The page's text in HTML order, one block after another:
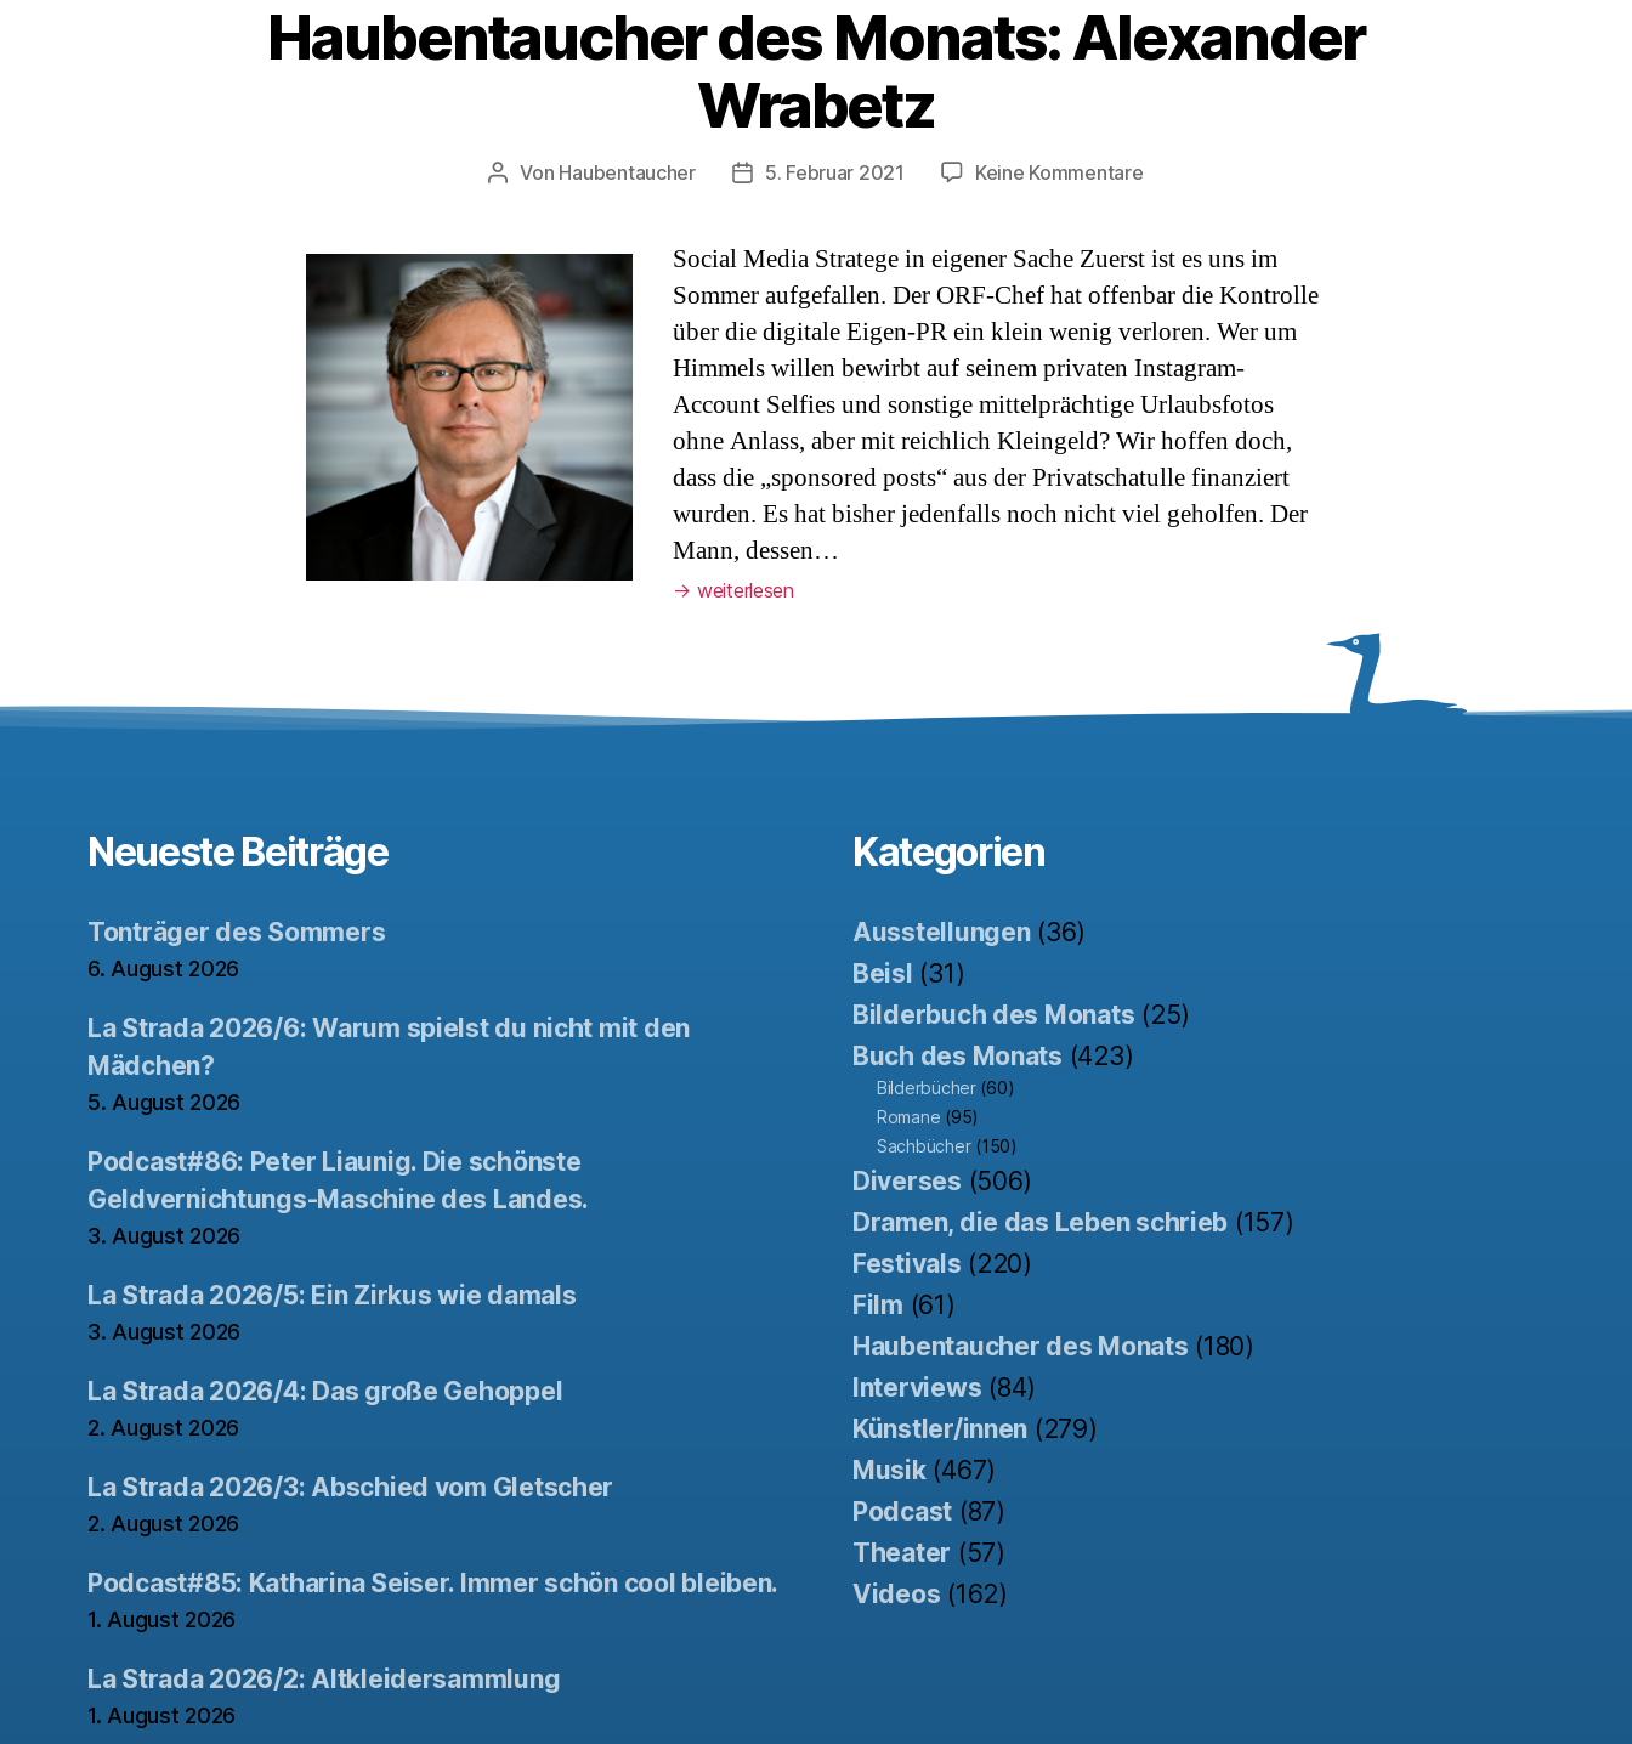
Haubentaucher des Monats: Alexander
Wrabetz
Beitragsautor
Von Haubentaucher Veröffentlichungsdatum
5. Februar 2021 Keine Kommentarezu
Monats:
Alexander
Wrabetz
Social Media Stratege in eigener Sache Zuerst ist es uns im
Sommer aufgefallen. Der ORF-Chef hat offenbar die Kontrolle
über die digitale Eigen-PR ein klein wenig verloren. Wer um
Himmels willen bewirbt auf seinem privaten Instagram-
Account Selfies und sonstige mittelprächtige Urlaubsfotos
ohne Anlass, aber mit reichlich Kleingeld? Wir hoffen doch,
dass die „sponsored posts“ aus der Privatschatulle finanziert
wurden. Es hat bisher jedenfalls noch nicht viel geholfen. Der
Mann, dessen…
→ weiterlesen
Neueste Beiträge
Tonträger des Sommers
6. August 2026
La Strada 2026/6: Warum spielst du nicht mit den
Mädchen?
5. August 2026
Podcast#86: Peter Liaunig. Die schönste
Geldvernichtungs-Maschine des Landes.
3. August 2026
La Strada 2026/5: Ein Zirkus wie damals
3. August 2026
La Strada 2026/4: Das große Gehoppel
2. August 2026
La Strada 2026/3: Abschied vom Gletscher
2. August 2026
Podcast#85: Katharina Seiser. Immer schön cool bleiben.
1. August 2026
La Strada 2026/2: Altkleidersammlung
1. August 2026
Kategorien
Ausstellungen(36)
Beisl (31)
Bilderbuch des Monats (25)
Buch des Monats (423)
Bilderbücher(60)
Romane (95)
Sachbücher(150)
Diverses (506)
Dramen, die das Leben schrieb (157)
Festivals (220)
Film (61)
Haubentaucher des Monats (180)
Interviews (84)
Künstler/innen (279)
Musik(467)
Podcast (87)
Theater (57)
Videos (162)